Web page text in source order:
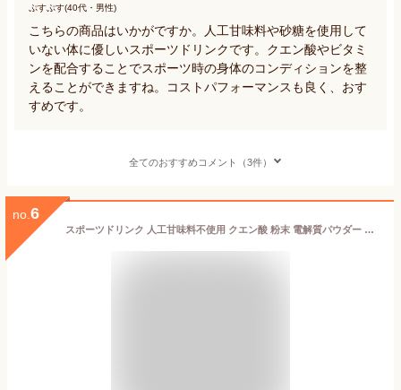
ぷすぷす(40代・男性)
こちらの商品はいかがですか。人工甘味料や砂糖を使用して
いない体に優しいスポーツドリンクです。クエン酸やビタミ
ンを配合することでスポーツ時の身体のコンディションを整
えることができますね。コストパフォーマンスも良く、おす
すめです。
全てのおすすめコメント（3件）
no. 6
スポーツドリンク 人工甘味料不使用 クエン酸 粉末 電解質パウダー 無添加 甘味料不使用 10包 20包 30包 クエン酸2000＆ビタミンミックス 国産 個包装 500ml スポドリ 糖質ゼロ 砂糖不使用 運動 ジム 送料無料